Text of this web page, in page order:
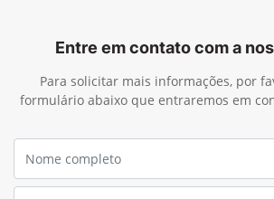
Entre em contato com a
Para solicitar mais informações, por
formulário abaixo que entraremos em